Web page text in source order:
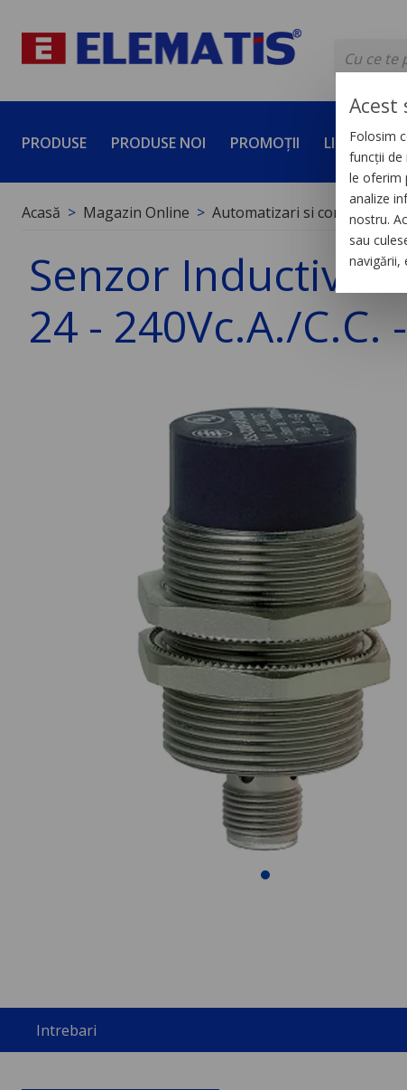
PRODUSE PRODUSE NOI PROMOȚII LICHIDĂRI
Acasă Magazin Online Automatizari si control
Senzor Inductiv
24 - 240Vc.A./C.C.
Intrebari
Acest
Folosim
funcții de
le oferim
analize
nostru.
sau
navigării,